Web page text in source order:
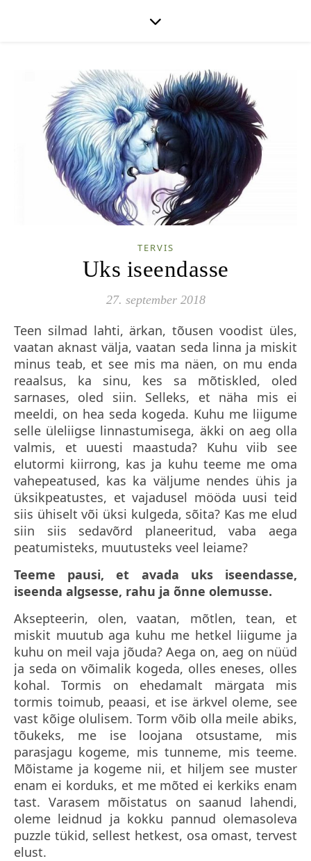
TERVIS
Uks iseendasse
27. september 2018
Teen silmad lahti, ärkan, tõusen voodist üles,
vaatan aknast välja, vaatan seda linna ja miskit
minus teab, et see mis ma näen, on mu enda
reaalsus, ka sinu, kes sa mõtiskled, oled
sarnases, oled siin. Selleks, et näha mis ei
meeldi, on hea seda kogeda. Kuhu me liigume
selle üleliigse linnastumisega, äkki on aeg olla
valmis, et uuesti maastuda? Kuhu viib see
elutormi kiirrong, kas ja kuhu teeme me oma
vahepeatused, kas ka väljume nendes ühis ja
üksikpeatustes, et vajadusel mööda uusi teid
siis ühiselt või üksi kulgeda, sõita? Kas me elud
siin siis sedavõrd planeeritud, vaba aega
peatumisteks, muutusteks veel leiame?
Teeme pausi, et avada uks iseendasse,
iseenda algsesse, rahu ja õnne olemusse.
Aksepteerin, olen, vaatan, mõtlen, tean, et
miskit muutub aga kuhu me hetkel liigume ja
kuhu on meil vaja jõuda? Aega on, aeg on nüüd
ja seda on võimalik kogeda, olles eneses, olles
kohal. Tormis on ehedamalt märgata mis
tormis toimub, peaasi, et ise ärkvel oleme, see
vast kõige olulisem. Torm võib olla meile abiks,
tõukeks, me ise loojana otsustame, mis
parasjagu kogeme, mis tunneme, mis teeme.
Mõistame ja kogeme nii, et hiljem see muster
enam ei korduks, et me mõted ei kerkiks enam
tast. Varasem mõistatus on saanud lahendi,
oleme leidnud ja kokku pannud olemasoleva
puzzle tükid, sellest hetkest, osa omast, tervest
elust.